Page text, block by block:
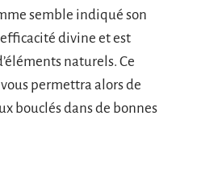
semble indiqué son
divine et est
naturels. Ce
permettra alors de
bouclés dans de bonnes